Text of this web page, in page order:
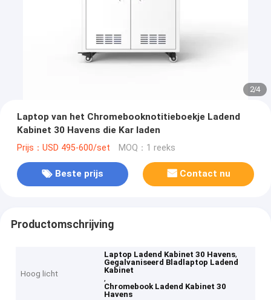
2/4
Laptop van het Chromebooknotitieboekje Ladend
Kabinet 30 Havens die Kar laden
Prijs：USD 495-600/set MOQ：1 reeks
Beste prijs Contact nu
Productomschrijving
Hoog licht
Laptop Ladend Kabinet 30 Havens,
Gegalvaniseerd Bladlaptop Ladend
Kabinet
,
Chromebook Ladend Kabinet 30
Havens